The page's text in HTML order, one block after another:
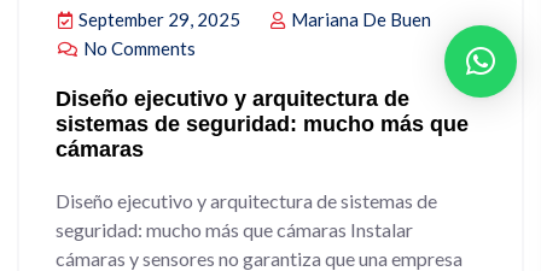
September 29, 2025
Mariana De Buen
No Comments
Diseño ejecutivo y arquitectura de
sistemas de seguridad: mucho más que
cámaras
Diseño ejecutivo y arquitectura de sistemas de
seguridad: mucho más que cámaras Instalar
cámaras y sensores no garantiza que una empresa